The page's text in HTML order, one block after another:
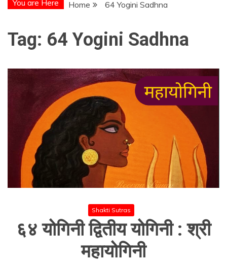
You are Here Home 64 Yogini Sadhna
Tag: 64 Yogini Sadhna
Shakti Sutras
६४ योगिनी द्वितीय योगिनी : श्री
महायोगिनी